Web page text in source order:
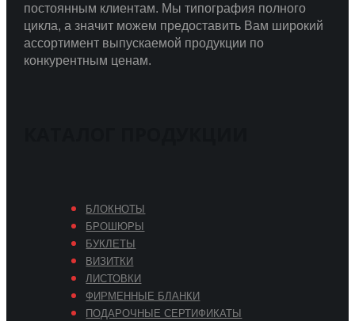
постоянным клиентам. Мы типография полного
цикла, а значит можем предоставить Вам широкий
ассортимент выпускаемой продукции по
конкурентным ценам.
БЛОКНОТЫ
БРОШЮРЫ
БУКЛЕТЫ
ВИЗИТКИ
ЛИСТОВКИ
ФИРМЕННЫЕ БЛАНКИ
ПОДАРОЧНЫЕ СЕРТИФИКАТЫ